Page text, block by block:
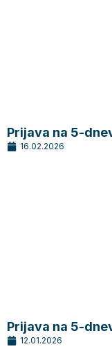
Prijava na 5-
16.02.2026
Prijava na 5-
12.01.2026